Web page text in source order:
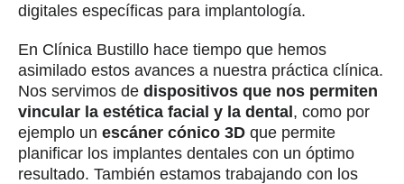
digitales específicas para implantología.
En Clínica Bustillo hace tiempo que hemos
asimilado estos avances a nuestra práctica clínica.
Nos servimos de dispositivos que nos permiten
vincular la estética facial y la dental, como por
ejemplo un escáner cónico 3D que permite
planificar los implantes dentales con un óptimo
resultado. También estamos trabajando con los